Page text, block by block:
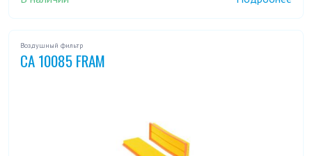
Воздушный фильтр
CA 10085 FRAM